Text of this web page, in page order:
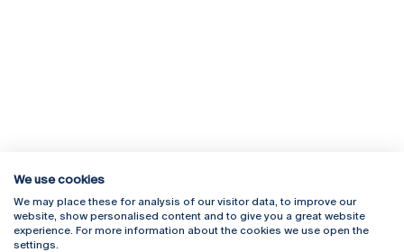
Rua Diogo Botelho 1327
4169-005 Porto
+351 226 196 240
Campus Online
Webmail
We use cookies
We may place these for analysis of our visitor data, to improve our
website, show personalised content and to give you a great website
experience. For more information about the cookies we use open the
settings.